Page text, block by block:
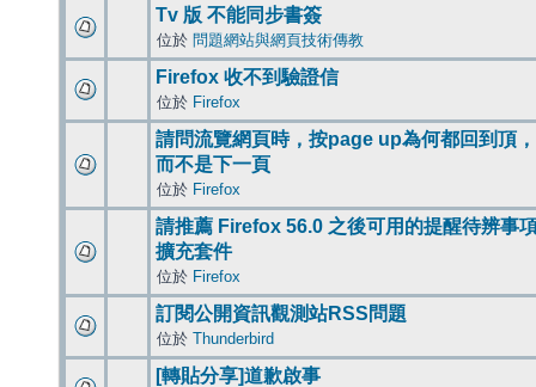
Tv 版 不能同步書簽
位於 問題網站與網頁技術傳教
Firefox 收不到驗證信
位於 Firefox
請問流覽網頁時，按page up為何都回到頂，
而不是下一頁
位於 Firefox
請推薦 Firefox 56.0 之後可用的提醒待辨事
擴充套件
位於 Firefox
訂閱公開資訊觀測站RSS問題
位於 Thunderbird
[轉貼分享]道歉啟事